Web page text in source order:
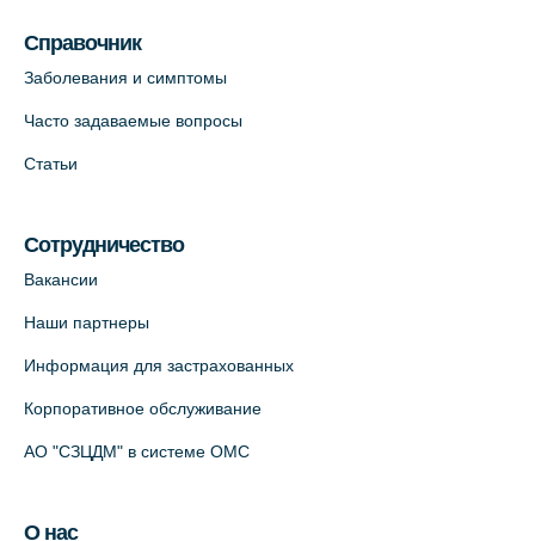
+7 (812) 660-73-69
На карте
На карте
Лабораторный терминал на
партнёр)
+7 (812) 498-10-30
Справочник
Заболевания и симптомы
Часто задаваемые вопросы
Статьи
Сотрудничество
Вакансии
Наши партнеры
Информация для застрахованных
Корпоративное обслуживание
АО "СЗЦДМ" в системе ОМС
О нас